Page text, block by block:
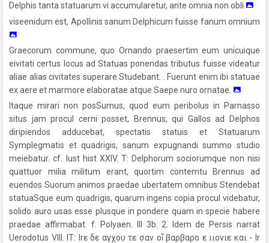
Delphis tanta statuarum vi accumularetur, ante omnia non obli
viseenidum est, Apollinis sanum Delphicum fuisse fanum omnium
Graecorum commune, quo Ornando praesertim eum unicuique
eivitati certus locus ad Statuas ponendas tributus fuisse videatur
aliae alias civitates superare Studebant. . Fuerunt enim ibi statuae
ex aere et marmore elaboratae atque Saepe nuro ornatae.
Itaque mirari non posSumus, quod eum peribolus in Parnasso
situs jam procul cerni posset, Brennus, qui Gallos ad Delphos
diripiendos adducebat, spectatis statuis et Statuarum
Symplegmatis et quadrigis, sanum expugnandi summo studio
meiebatur. cf. Iust hist XXIV. T: Delphorum sociorumque non nisi
quattuor milia militum erant, quortim contemtu Brennus ad
euendos Suorum animos praedae ubertatem omnibus Stendebat
statuaSque eum quadrigis, quarum ingens copia procul videbatur,
solido auro usas esse plusque in pondere quam in specie habere
praedae affirmabat. f. Polyaen. III 3b. 2. Idem de Persis narrat
Uerodotus VIII. IT: Irε δε αγχου τε σαν οἷ βαρβαρο ε ιιονιε και - Ir